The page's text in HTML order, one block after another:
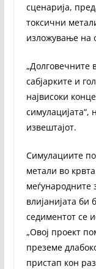
сценарија,
токсични
изложување на
„Долговечните
сабјарките и
највисоки
извештајот.
Симулациите
метали во
меѓународните
влијанијата би
седиментот се
„Овој проект
преземе
пристап кон